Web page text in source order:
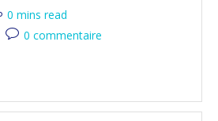
0 mins read
0 commentaire